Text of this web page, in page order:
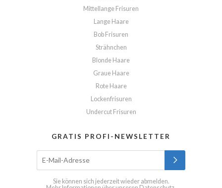
Mittellange Frisuren
Lange Haare
Bob Frisuren
Strähnchen
Blonde Haare
Graue Haare
Rote Haare
Lockenfrisuren
Undercut Frisuren
GRATIS PROFI-NEWSLETTER
Sie können sich jederzeit wieder abmelden.